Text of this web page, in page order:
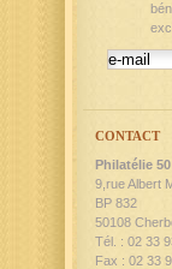
CONTACT
Philatélie 50
9,rue Albert
BP 832
50108
Tél. : 02 33
Fax : 02 33